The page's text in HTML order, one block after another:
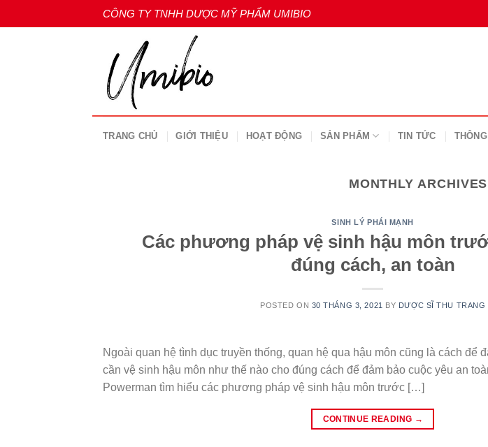
to
CÔNG TY TNHH DƯỢC MỸ PHẨM UMIBIO
TRANG CHỦ GIỚI THIỆU HOẠT ĐỘNG SẢN PHẨM TIN TỨC
MONTHLY
SINH LÝ PHÁI MẠNH
Các phương pháp vệ sinh hậu môn
đúng cách, an toàn
POSTED ON 30 THÁNG 3, 2021 BY DƯỢC SĨ THU TRANG
Ngoài quan hệ tình dục truyền thống, quan hệ qua hậu môn cũng là cách để
cần vệ sinh hậu môn như thế nào cho đúng cách để đảm bảo cuộc yêu an
Powerman tìm hiểu các phương pháp vệ sinh hậu môn trước […]
CONTINUE READING →